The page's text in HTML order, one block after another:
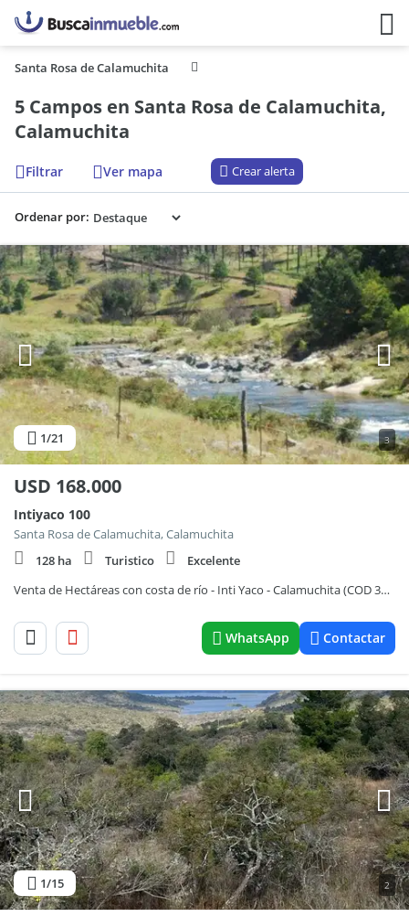
Santa Rosa de Calamuchita
5 Campos en Santa Rosa de Calamuchita,
Calamuchita
Filtrar Ver mapa Crear alerta
Ordenar por:
1/21 3
USD 168.000
Intiyaco 100
Santa Rosa de Calamuchita, Calamuchita
128 ha
Turistico
Excelente
Venta de Hectáreas con costa de río - Inti Yaco - Calamuchita (COD 3108.)
WhatsApp Contactar
1/15 2